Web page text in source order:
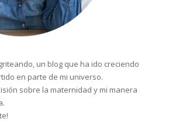
un blog que ha ido creciendo
en parte de mi universo.
sobre la maternidad y mi manera